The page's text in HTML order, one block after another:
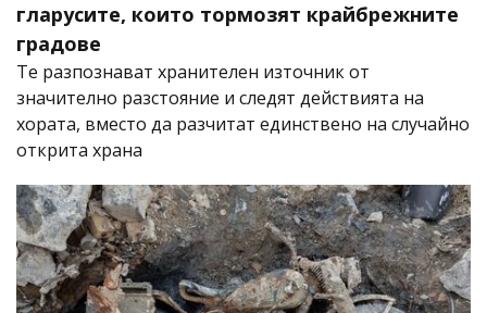
гларусите, които тормозят крайбрежните
градове
Те разпознават хранителен източник от
значително разстояние и следят действията на
хората, вместо да разчитат единствено на случайно
открита храна